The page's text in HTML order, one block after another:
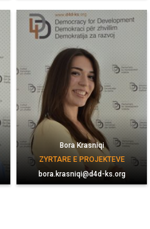
Bora Krasniqi
ZYRTARE E PROJEKTEVE
bora.krasniqi@d4d-ks.org